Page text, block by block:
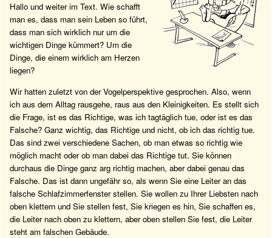
Hallo und weiter im Text. Wie schafft
man es, dass man sein Leben so führt,
dass man sich wirklich nur um die
wichtigen Dinge kümmert? Um die
Dinge, die einem wirklich am Herzen
liegen?
Wir hatten zuletzt von der Vogelperspektive gesprochen. Also, wenn
ich aus dem Alltag rausgehe, raus aus den Kleinigkeiten. Es stellt sich
die Frage, ist es das Richtige, was ich tagtäglich tue, oder ist es das
Falsche? Ganz wichtig, das Richtige und nicht, ob ich das richtig tue.
Das sind zwei verschiedene Sachen, ob man etwas so richtig wie
möglich macht oder ob man dabei das Richtige tut. Sie können
durchaus die Dinge ganz arg richtig machen, aber dabei genau das
Falsche. Das ist dann ungefähr so, als wenn Sie eine Leiter an das
falsche Schlafzimmerfenster stellen. Sie wollen zu Ihrer Liebsten nach
oben klettern und Sie stellen fest, Sie kriegen es hin, Sie schaffen es,
die Leiter nach oben zu klettern, aber oben stellen Sie fest, die Leiter
steht am falschen Gebäude.